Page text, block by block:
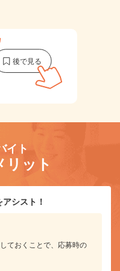
イト
リット
シスト！
ておくことで、応募時の